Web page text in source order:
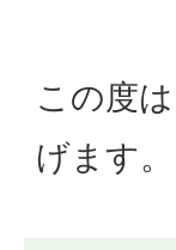
この度
げます。